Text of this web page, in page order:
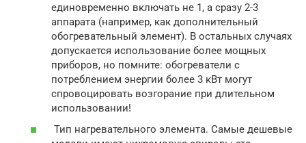
единовременно включать не 1, а сразу 2-3
аппарата (например, как дополнительный
обогревательный элемент). В остальных случаях
допускается использование более мощных
приборов, но помните: обогреватели с
потреблением энергии более 3 кВт могут
спровоцировать возгорание при длительном
использовании!
Тип нагревательного элемента. Самые дешевые